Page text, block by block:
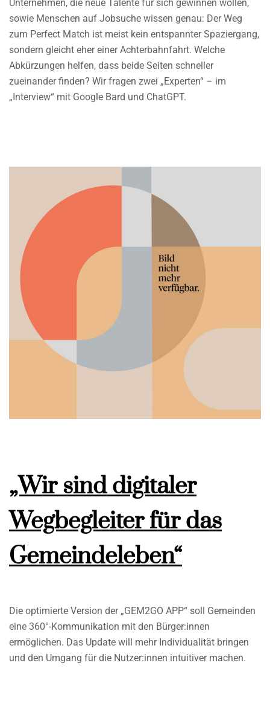
Unternehmen, die neue Talente für sich gewinnen wollen,
sowie Menschen auf Jobsuche wissen genau: Der Weg
zum Perfect Match ist meist kein entspannter Spaziergang,
sondern gleicht eher einer Achterbahnfahrt. Welche
Abkürzungen helfen, dass beide Seiten schneller
zueinander finden? Wir fragen zwei „Experten“ – im
„Interview“ mit Google Bard und ChatGPT.
„Wir sind digitaler
Wegbegleiter für das
Gemeindeleben“
Die optimierte Version der „GEM2GO APP“ soll Gemeinden
eine 360°-Kommunikation mit den Bürger:innen
ermöglichen. Das Update will mehr Individualität bringen
und den Umgang für die Nutzer:innen intuitiver machen.